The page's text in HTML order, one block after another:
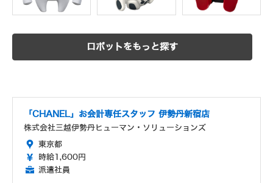
ロボットをもっと探す
「CHANEL」お会計専任スタッフ 伊勢丹新宿店
株式会社三越伊勢丹ヒューマン・ソリューションズ
東京都
時給1,600円
派遣社員